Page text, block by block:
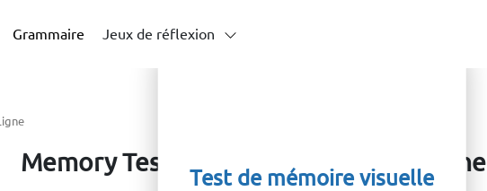
Grammaire Jeux de réflexion
Memory Test – Test de Mémoire en Ligne
Test de mémoire visuelle